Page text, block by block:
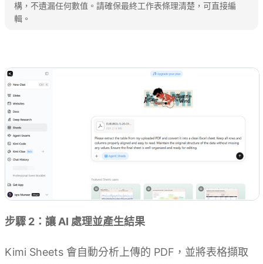
構，不遺漏任何數值。請確保最終工作表條理清楚，可直接編
輯。
步驟 2：讓 AI 處理並產生結果
Kimi Sheets 會自動分析上傳的 PDF，並將表格擷取